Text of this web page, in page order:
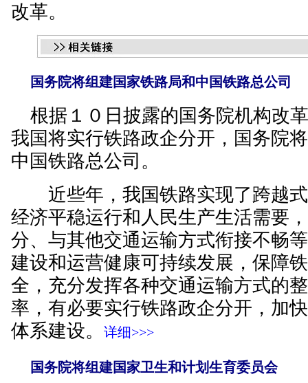
改革。
国务院将组建国家铁路局和中国铁路总公司
根据１０日披露的国务院机构改
我国将实行铁路政企分开，国务院
中国铁路总公司。
近些年，我国铁路实现了跨越式
经济平稳运行和人民生产生活需要
分、与其他交通运输方式衔接不畅
建设和运营健康可持续发展，保障
全，充分发挥各种交通运输方式的
率，有必要实行铁路政企分开，加
体系建设。详细>>>
国务院将组建国家卫生和计划生育委员会